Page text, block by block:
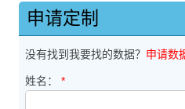
申请定制
没有找到我要找的数据？ 申请数
姓名： *